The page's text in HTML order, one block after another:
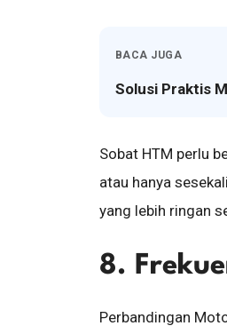
BACA JUGA
Solusi Praktis
Sobat HTM perlu
atau hanya
yang lebih ringan
8.
Perbandingan